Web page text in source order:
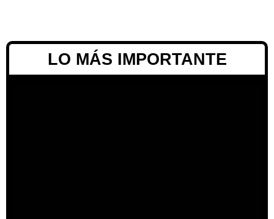
LO MÁS IMPORTANTE